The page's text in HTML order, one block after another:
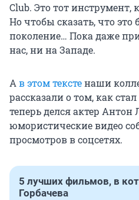
Club. Это тот инструмент,
Но чтобы сказать, что это
поколение… Пока даже
нас, ни на Западе.
А в этом текстенаши
рассказали о том, как
теперь делся актер Антон
юмористические видео
просмотров в соцсетях.
5 лучших фильмов, в
Горбачева